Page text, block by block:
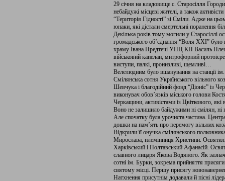
29 січня на кладовище с. Старосілля
небайдужі місцеві жителі, а також
“Територія Гідності” зі Сміли. Адже на
юнаки, які дістали смертельні поранення
Декілька років тому могили у Старосіллі
громадського об’єднання “Воля XXI” було
храму Івана Предтечі УПЦ КП Василь
військовий капелан, митрофорний
виступи, палкі, пронизливі, щемливі…
Велелюдним було вшанування на станції
Смілянська сотня Українського вільного
Шевчука і благодійний фонд “Діоніс” із
виконувач обов’язків міського голови
Черкащини, активістами із Цвіткового, які
Воно не залишило байдужими ні смілян, ні
Але спочатку була урочиста частина.
дошки на пам’ять про перемогу вільних
Відкрили її онучка смілянського
Мирослава, племінниця Христини.
Харківський і Полтавський Афанасій.
славного лицаря Якова Водяного. Як
сотні ім. Бурки, зокрема прийняття
святому місці. Першу присягу
Натхнення присутнім додавали й пісні